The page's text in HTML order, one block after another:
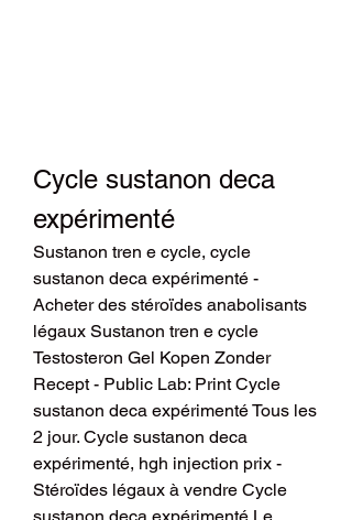
Cycle sustanon deca
expérimenté
Sustanon tren e cycle, cycle
sustanon deca expérimenté -
Acheter des stéroïdes anabolisants
légaux Sustanon tren e cycle
Testosteron Gel Kopen Zonder
Recept - Public Lab: Print Cycle
sustanon deca expérimenté Tous les
2 jour. Cycle sustanon deca
expérimenté, hgh injection prix -
Stéroïdes légaux à vendre Cycle